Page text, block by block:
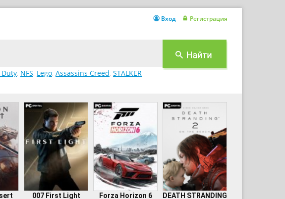
, NFS, Lego, Assassins Creed, STALKER
Вход Регистрация
007 First Light Forza Horizon 6
DEATH STRANDING